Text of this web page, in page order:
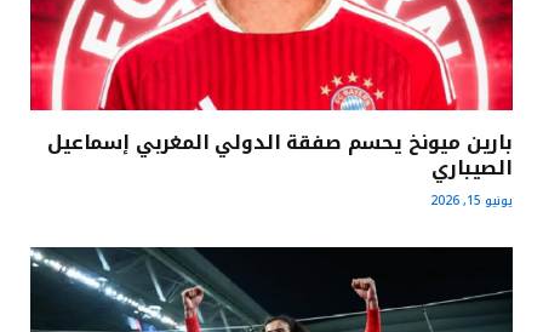
بارين ميونخ يحسم صفقة الدولي المغربي إسماعيل
الصيباري
يونيو 15, 2026